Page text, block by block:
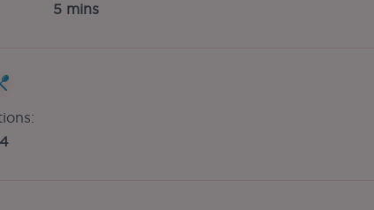
5 mins
4